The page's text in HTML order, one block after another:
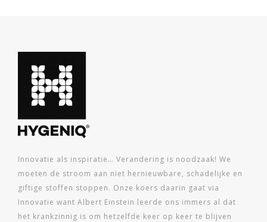
Innovatie als inspiratie… Verandering is noodzaak! We
moeten de stroom aan niet hernieuwbare, schadelijke en
giftige stoffen stoppen. Onze koers daarin gaat via
Innovatie want Albert Einstein leerde ons immers al dat
het krankzinnig is om hetzelfde keer op keer te blijven